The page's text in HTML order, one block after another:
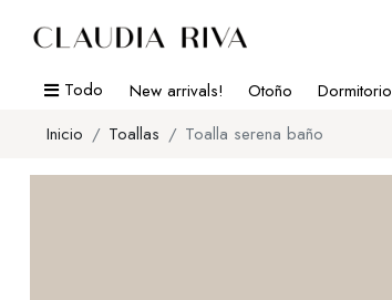
Todo New arrivals! Otoño Dormitorio
Inicio
Toallas Toalla serena baño